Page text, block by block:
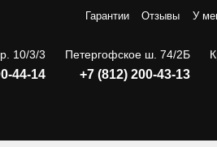
Гарантии Отзывы У
10/3/3
44-14
Петергофское ш. 74/2Б
+7 (812) 200-43-13